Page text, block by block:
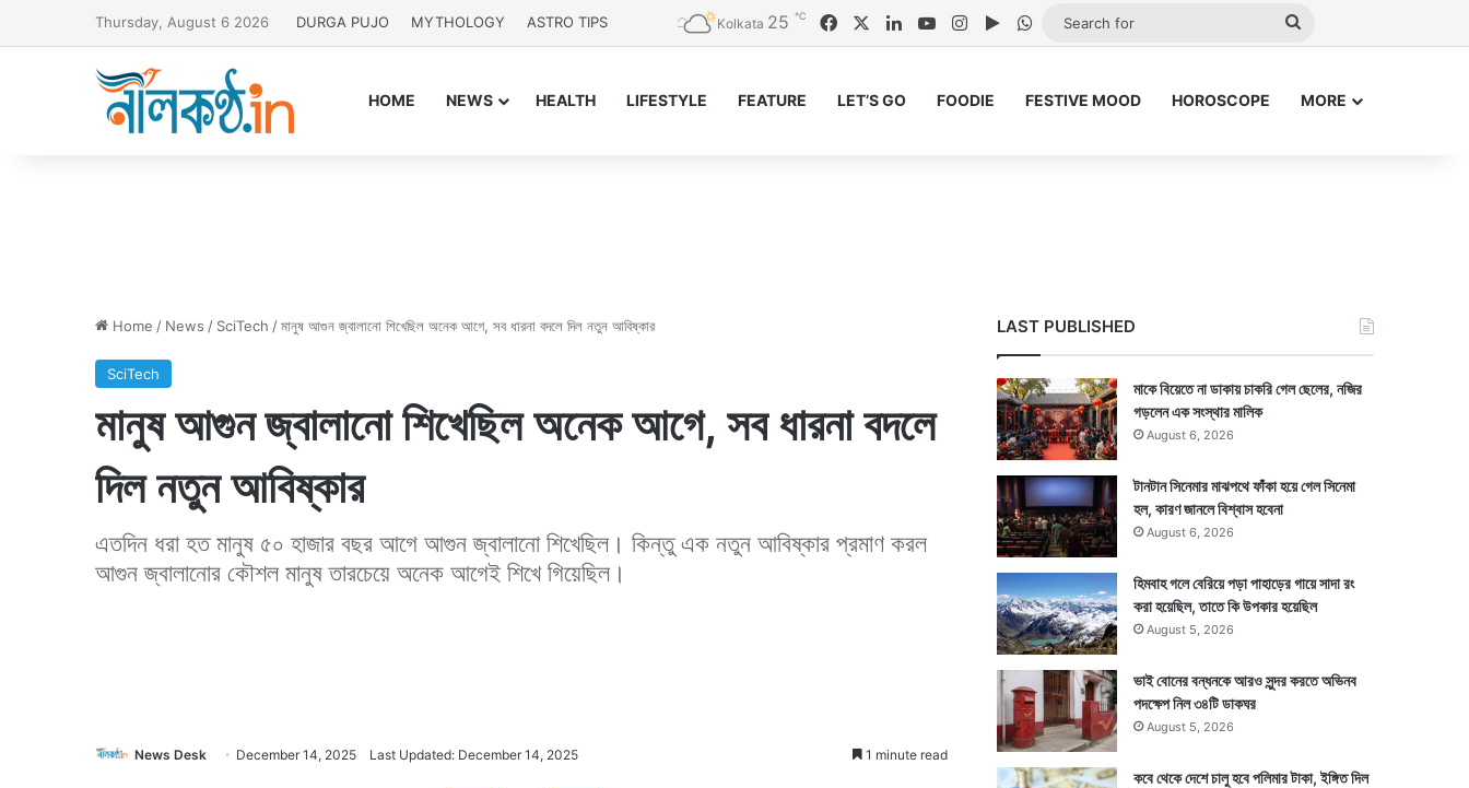
Thursday, August 6 2026 DURGA PUJO MYTHOLOGY ASTRO TIPS Kolkata 25 ℃ FacebookLinkedInYouTubeInstagram
Google Play
WhatsApp
HOME NEWS HEALTH LIFESTYLE FEATURE LET’S GO FOODIE FESTIVE MOOD HOROSCOPE MORE
Home / News / SciTech /মানুষ আগুন জ্বালানো শিখেছিল অনেক আগে, সব ধারনা বদলে দিল নতুন আবিষ্কার
SciTech
মানুষ আগুন জ্বালানো শিখেছিল অনেক আগে, সব ধারনা বদলে
দিল নতুন আবিষ্কার
এতদিন ধরা হত মানুষ ৫০ হাজার বছর আগে আগুন জ্বালানো শিখেছিল। কিন্তু এক নতুন আবিষ্কার প্রমাণ করল
আগুন জ্বালানোর কৌশল মানুষ তারচেয়ে অনেক আগেই শিখে গিয়েছিল।
News Desk December 14, 2025 Last Updated: December 14, 2025 1 minute read
LAST PUBLISHED
মাকে বিয়েতে না ডাকায় চাকরি গেল ছেলের, নজির
গড়লেন এক সংস্থার মালিক
August 6, 2026
টানটান সিনেমার মাঝপথে ফাঁকা হয়ে গেল সিনেমা
হল, কারণ জানলে বিশ্বাস হবেনা
August 6, 2026
হিমবাহ গলে বেরিয়ে পড়া পাহাড়ের গায়ে সাদা রং
করা হয়েছিল, তাতে কি উপকার হয়েছিল
August 5, 2026
ভাই বোনের বন্ধনকে আরও সুন্দর করতে অভিনব
পদক্ষেপ নিল ৩৪টি ডাকঘর
August 5, 2026
কবে থেকে দেশে চালু হবে পলিমার টাকা, ইঙ্গিত দিল